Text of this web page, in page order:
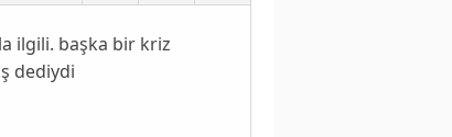
ilgili. başka bir kriz
dediydi